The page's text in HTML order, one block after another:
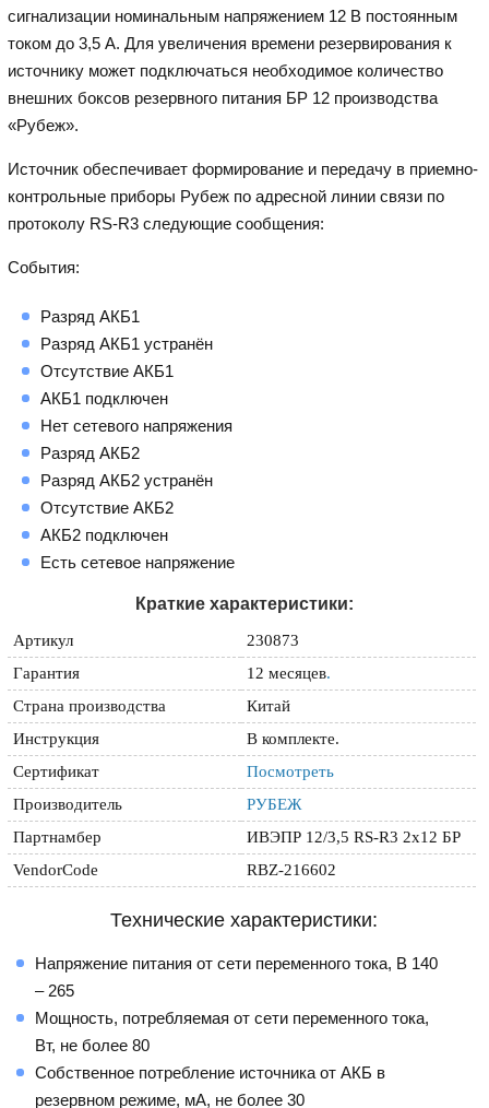
сигнализации номинальным напряжением 12 В постоянным
током до 3,5 А. Для увеличения времени резервирования к
источнику может подключаться необходимое количество
внешних боксов резервного питания БР 12 производства
«Рубеж».
Источник обеспечивает формирование и передачу в приемно-
контрольные приборы Рубеж по адресной линии связи по
протоколу RS-R3 следующие сообщения:
События:
Разряд АКБ1
Разряд АКБ1 устранён
Отсутствие АКБ1
АКБ1 подключен
Нет сетевого напряжения
Разряд АКБ2
Разряд АКБ2 устранён
Отсутствие АКБ2
АКБ2 подключен
Есть сетевое напряжение
Краткие характеристики:
Артикул
230873
Гарантия
12 месяцев.
Страна производства
Китай
Инструкция
В комплекте.
Сертификат
Посмотреть
Производитель
РУБЕЖ
Партнамбер
ИВЭПР 12/3,5 RS-R3 2х12 БР
VendorCode
RBZ-216602
Технические характеристики:
Напряжение питания от сети переменного тока, В 140
– 265
Мощность, потребляемая от сети переменного тока,
Вт, не более 80
Собственное потребление источника от АКБ в
резервном режиме, мА, не более 30